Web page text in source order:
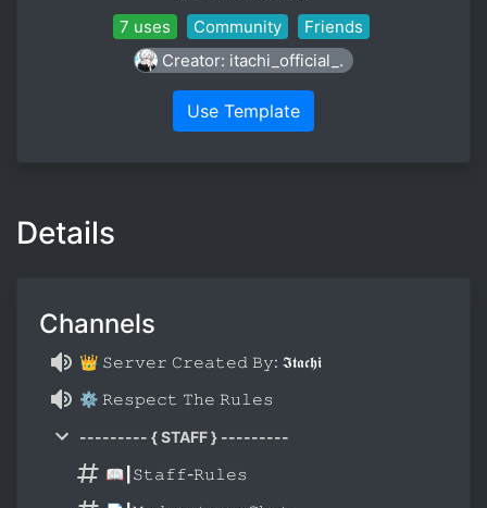
7 uses Community
Friends
Creator: itachi_official_.
Use Template
Details
Channels
👑 𝚂𝚎𝚛𝚟𝚎𝚛 𝙲𝚛𝚎𝚊𝚝𝚎𝚍 𝙱𝚢: 𝕴𝖙𝖆𝖈𝖍𝖎
⚙️ 𝚁𝚎𝚜𝚙𝚎𝚌𝚝 𝚃𝚑𝚎 𝚁𝚞𝚕𝚎𝚜
--------- { STAFF } ---------
📖┃𝚂𝚝𝚊𝚏𝚏-𝚁𝚞𝚕𝚎𝚜